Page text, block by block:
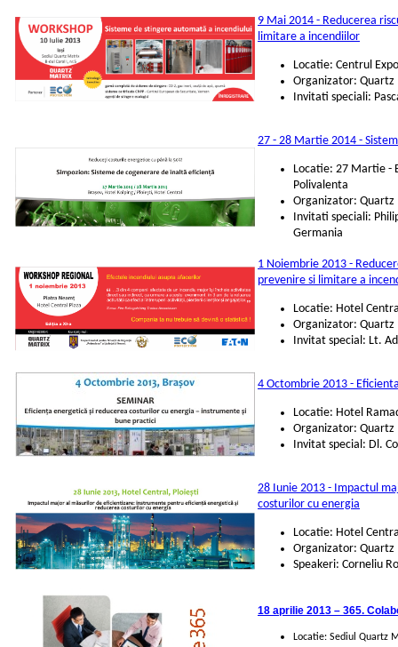
9 Mai 2014 - Reducerea
limitare a incendiilor
Locatie: Centrul
Organizator:
Invitati speciali:
27 - 28 Martie 2014 -
Locatie: 27 Martie -
Polivalenta
Organizator:
Invitati speciali:
Germania
1 Noiembrie 2013 -
prevenire si limitare a
Locatie: Hotel
Organizator: Quartz
Invitat special: Lt.
4 Octombrie 2013 -
Locatie: Hotel
Organizator: Quartz
Invitat special: Dl.
28 Iunie 2013 - Impactul
costurilor cu energia
Locatie: Hotel
Organizator: Quartz
Speakeri: Corneliu
18 aprilie 2013 – 365.
Locatie: Sediul Quartz